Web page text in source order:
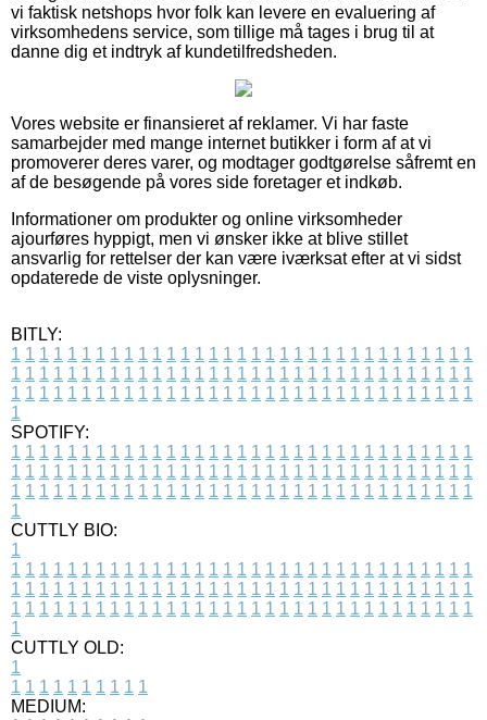
vi faktisk netshops hvor folk kan levere en evaluering af
virksomhedens service, som tillige må tages i brug til at
danne dig et indtryk af kundetilfredsheden.
Vores website er finansieret af reklamer. Vi har faste
samarbejder med mange internet butikker i form af at vi
promoverer deres varer, og modtager godtgørelse såfremt en
af de besøgende på vores side foretager et indkøb.
Informationer om produkter og online virksomheder
ajourføres hyppigt, men vi ønsker ikke at blive stillet
ansvarlig for rettelser der kan være iværksat efter at vi sidst
opdaterede de viste oplysninger.
BITLY:
1 1 1 1 1 1 1 1 1 1 1 1 1 1 1 1 1 1 1 1 1 1 1 1 1 1 1 1 1 1 1 1 1
1 1 1 1 1 1 1 1 1 1 1 1 1 1 1 1 1 1 1 1 1 1 1 1 1 1 1 1 1 1 1 1 1
1 1 1 1 1 1 1 1 1 1 1 1 1 1 1 1 1 1 1 1 1 1 1 1 1 1 1 1 1 1 1 1 1
1
SPOTIFY:
1 1 1 1 1 1 1 1 1 1 1 1 1 1 1 1 1 1 1 1 1 1 1 1 1 1 1 1 1 1 1 1 1
1 1 1 1 1 1 1 1 1 1 1 1 1 1 1 1 1 1 1 1 1 1 1 1 1 1 1 1 1 1 1 1 1
1 1 1 1 1 1 1 1 1 1 1 1 1 1 1 1 1 1 1 1 1 1 1 1 1 1 1 1 1 1 1 1 1
1
CUTTLY BIO:
1
1 1 1 1 1 1 1 1 1 1 1 1 1 1 1 1 1 1 1 1 1 1 1 1 1 1 1 1 1 1 1 1 1
1 1 1 1 1 1 1 1 1 1 1 1 1 1 1 1 1 1 1 1 1 1 1 1 1 1 1 1 1 1 1 1 1
1 1 1 1 1 1 1 1 1 1 1 1 1 1 1 1 1 1 1 1 1 1 1 1 1 1 1 1 1 1 1 1 1
1
CUTTLY OLD:
1
1 1 1 1 1 1 1 1 1 1
MEDIUM: